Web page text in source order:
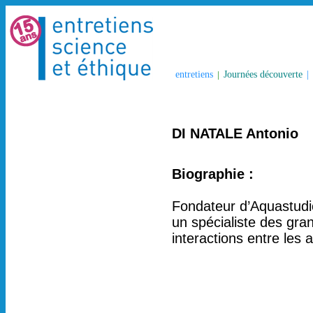
entretiens | Journées découverte
DI NATALE Antonio
Biographie :
Fondateur
un spécialiste des
interactions entre les